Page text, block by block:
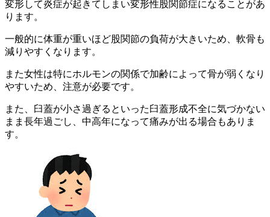
変形して炎症が起きてしまい変形性股関節症になることがあ
ります。
一般的に体重が重いほど股関節の負荷が大きいため、軟骨も
減りやすくなります。
また女性は特にホルモンの関係で加齢によって骨が弱くなり
やすいため、注意が必要です。
また、臼蓋が小さ過ぎるといった臼蓋形成不全に気づかない
まま長年過ごし、中高年になって痛みが出る場合もありま
す。